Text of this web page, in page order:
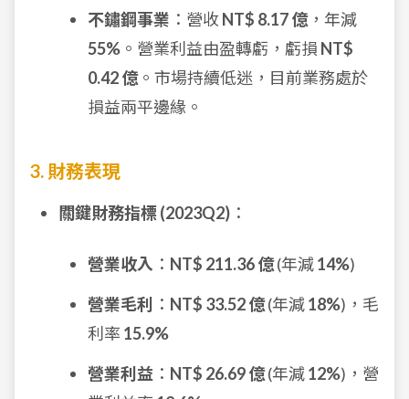
不鏽鋼事業 ：營收NT$ 8.17 億，年減
55% 。營業利益由盈轉虧，虧損 NT$
0.42 億。市場持續低迷，目前業務處於
損益兩平邊緣。
3. 財務表現
關鍵財務指標 (2023Q2) ：
營業收入 ： NT$ 211.36 億(年減14%)
營業毛利
： NT$ 33.52 億(年減18%)，毛
利率 15.9%
營業利益 ： NT$ 26.69 億(年減12%)，營